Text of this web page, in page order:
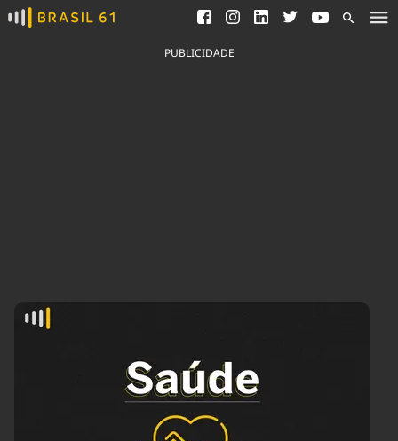
Ver todas as notícias
Saneamento
Indicadores
Agronegócios
Economia
Educação
Infraestrutura
Internacional
Política
Saúde
Tempo
PUBLICIDADE